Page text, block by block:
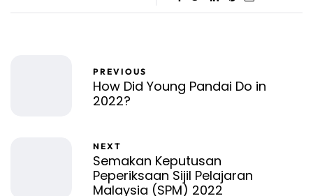
PREVIOUS
How Did Young Pandai Do in
2022?
NEXT
Semakan Keputusan
Peperiksaan Sijil Pelajaran
Malaysia (SPM) 2022